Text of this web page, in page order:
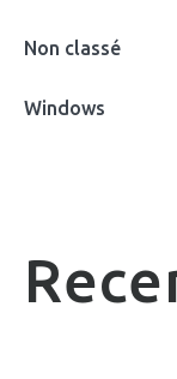
Non classé
Windows